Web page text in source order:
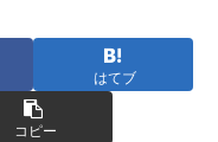
はてブ
コピー